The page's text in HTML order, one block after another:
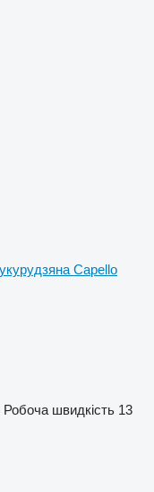
Capello
Робоча швидкість 13